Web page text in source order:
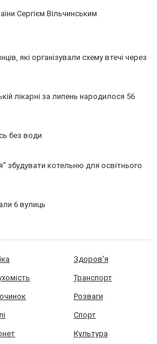
Сергієм Вільчинським
які організували схему втечі через
лікарні за липень народилося 56
без води
збудувати котельню для освітнього
6 вулиць
Здоров'я
Транспорт
Розваги
Спорт
Культура